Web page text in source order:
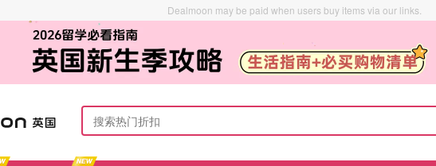
Dealmoon may be paid when users buy items via our links.